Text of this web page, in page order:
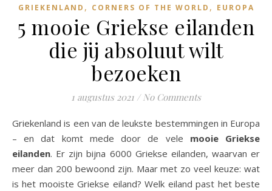
GRIEKENLAND , CORNERS OF THE WORLD , EUROPA
5 mooie Griekse eilanden
die jij absoluut wilt
bezoeken
1 augustus 2021 / No Comments
Griekenland is een van de leukste bestemmingen in Europa
– en dat komt mede door de vele mooie Griekse
eilanden. Er zijn bijna 6000 Griekse eilanden, waarvan er
meer dan 200 bewoond zijn. Maar met zo veel keuze: wat
is het mooiste Griekse eiland? Welk eiland past het beste